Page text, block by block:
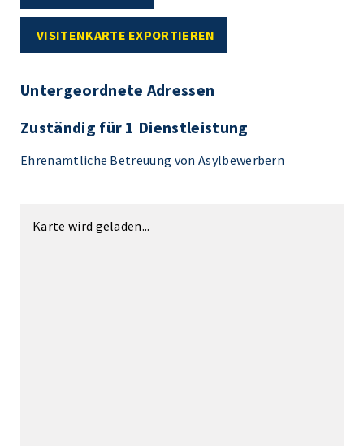
VISITENKARTE EXPORTIEREN
Untergeordnete Adressen
Zuständig für 1 Dienstleistung
Ehrenamtliche Betreuung von Asylbewerbern
Karte wird geladen...